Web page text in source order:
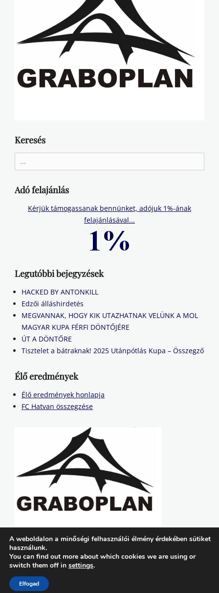
Keresés
for:
Adó felajánlás
Kérjük támogassanak bennünket, adójuk 1%-ának
felajánlásával...
Legutóbbi bejegyzések
HACKED BY ANTONKILL
Edzői álláshirdetés
MEGVANNAK, HOGY KIK UTAZHATNAK VELÜNK A MOL
MAGYAR KUPA FÉRFI DÖNTŐJÉRE
ÚT A DÖNTŐRE
Tisztelet a bátraknak! 2025 Utánpótlás Kupa – Összegző
Élő eredmények
Élő eredmények honlapja
FC Hatvan összegzése
Copyright © 2026
A weboldalon a minőségi felhasználói élmény érdekében sütiket
használunk.
You can find out more about which cookies we are using or
switch them off in settings.
Elfogad